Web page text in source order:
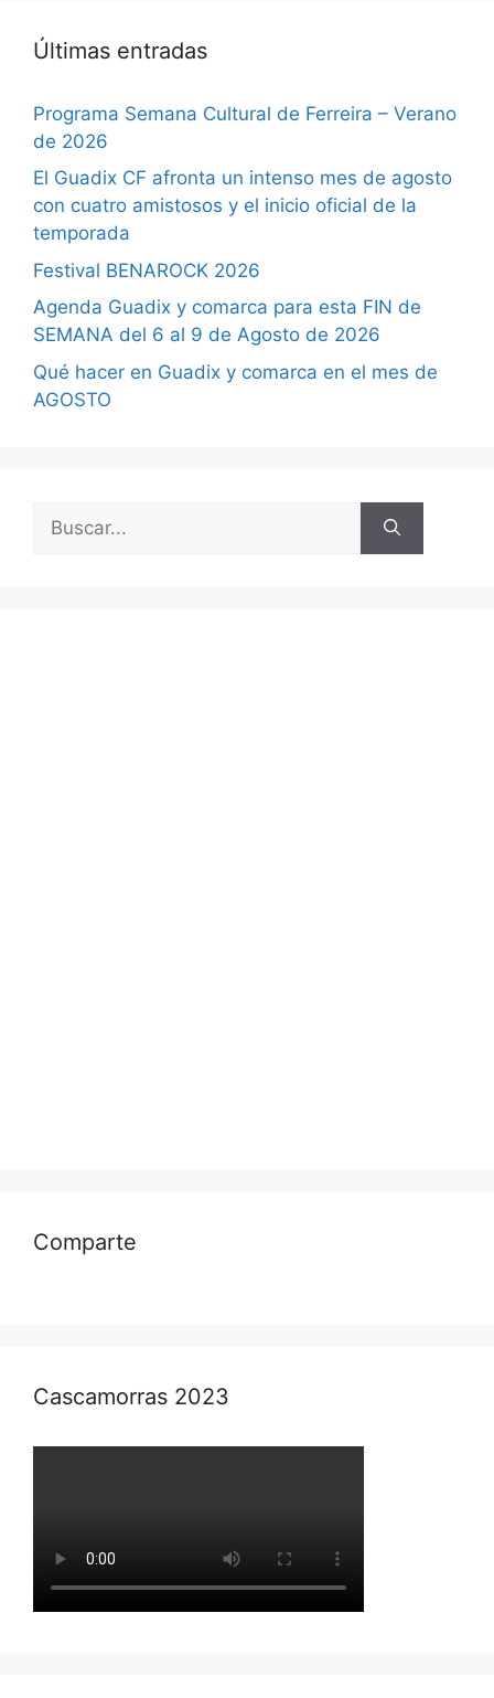
Últimas entradas
Programa Semana Cultural de Ferreira – Verano
de 2026
El Guadix CF afronta un intenso mes de agosto
con cuatro amistosos y el inicio oficial de la
temporada
Festival BENAROCK 2026
Agenda Guadix y comarca para esta FIN de
SEMANA del 6 al 9 de Agosto de 2026
Qué hacer en Guadix y comarca en el mes de
AGOSTO
Comparte
Cascamorras 2023